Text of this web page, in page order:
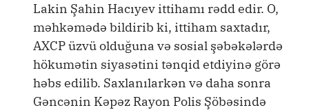
Lakin Şahin Hacıyev ittihamı rədd edir. O,
məhkəmədə bildirib ki, ittiham saxtadır,
AXCP üzvü olduğuna və sosial şəbəkələrdə
hökumətin siyasətini tənqid etdiyinə görə
həbs edilib. Saxlanılarkən və daha sonra
Gəncənin Kəpəz Rayon Polis Şöbəsində